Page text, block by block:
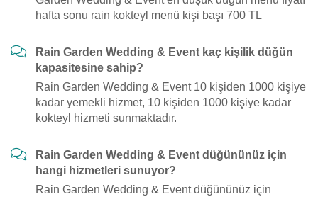
hafta sonu rain kokteyl menü kişi başı 700 TL
Rain Garden Wedding & Event kaç kişilik düğün
kapasitesine sahip?
Rain Garden Wedding & Event 10 kişiden 1000 kişiye
kadar yemekli hizmet, 10 kişiden 1000 kişiye kadar
kokteyl hizmeti sunmaktadır.
Rain Garden Wedding & Event düğününüz için
hangi hizmetleri sunuyor?
Rain Garden Wedding & Event düğününüz için